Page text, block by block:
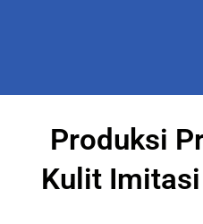
Produksi
Kulit